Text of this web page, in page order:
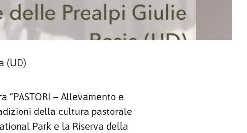
(UD)
“PASTORI – Allevamento e
della cultura pastorale
Park e la Riserva della